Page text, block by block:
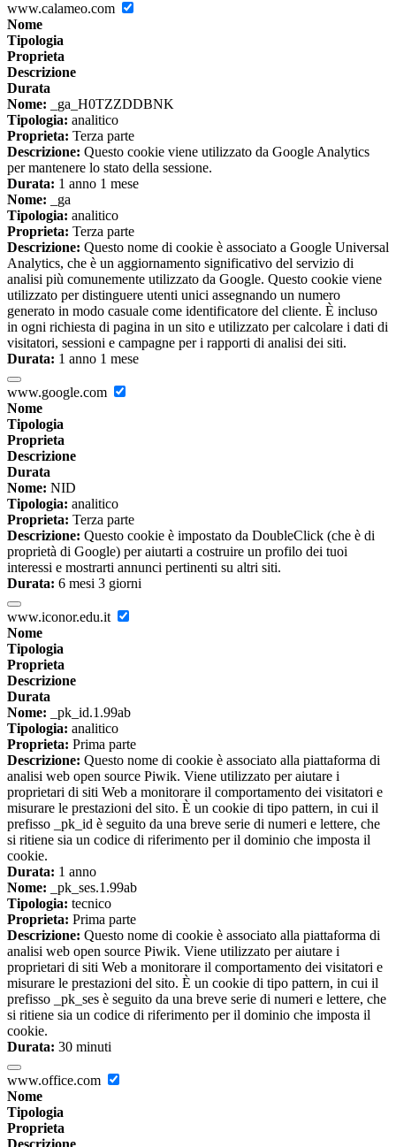
www.calameo.com
Nome
Tipologia
Proprieta
Descrizione
Durata
Nome: _ga_H0TZZDDBNK
Tipologia: analitico
Proprieta: Terza parte
Descrizione: Questo cookie viene utilizzato da Google Analytics
per mantenere lo stato della sessione.
Durata: 1 anno 1 mese
Nome: _ga
Tipologia: analitico
Proprieta: Terza parte
Descrizione: Questo nome di cookie è associato a Google Universal
Analytics, che è un aggiornamento significativo del servizio di
analisi più comunemente utilizzato da Google. Questo cookie viene
utilizzato per distinguere utenti unici assegnando un numero
generato in modo casuale come identificatore del cliente. È incluso
in ogni richiesta di pagina in un sito e utilizzato per calcolare i dati di
visitatori, sessioni e campagne per i rapporti di analisi dei siti.
Durata: 1 anno 1 mese
www.google.com
Nome
Tipologia
Proprieta
Descrizione
Durata
Nome: NID
Tipologia: analitico
Proprieta: Terza parte
Descrizione: Questo cookie è impostato da DoubleClick (che è di
proprietà di Google) per aiutarti a costruire un profilo dei tuoi
interessi e mostrarti annunci pertinenti su altri siti.
Durata: 6 mesi 3 giorni
www.iconor.edu.it
Nome
Tipologia
Proprieta
Descrizione
Durata
Nome: _pk_id.1.99ab
Tipologia: analitico
Proprieta: Prima parte
Descrizione: Questo nome di cookie è associato alla piattaforma di
analisi web open source Piwik. Viene utilizzato per aiutare i
proprietari di siti Web a monitorare il comportamento dei visitatori e
misurare le prestazioni del sito. È un cookie di tipo pattern, in cui il
prefisso _pk_id è seguito da una breve serie di numeri e lettere, che
si ritiene sia un codice di riferimento per il dominio che imposta il
cookie.
Durata: 1 anno
Nome: _pk_ses.1.99ab
Tipologia: tecnico
Proprieta: Prima parte
Descrizione: Questo nome di cookie è associato alla piattaforma di
analisi web open source Piwik. Viene utilizzato per aiutare i
proprietari di siti Web a monitorare il comportamento dei visitatori e
misurare le prestazioni del sito. È un cookie di tipo pattern, in cui il
prefisso _pk_ses è seguito da una breve serie di numeri e lettere, che
si ritiene sia un codice di riferimento per il dominio che imposta il
cookie.
Durata: 30 minuti
www.office.com
Nome
Tipologia
Proprieta